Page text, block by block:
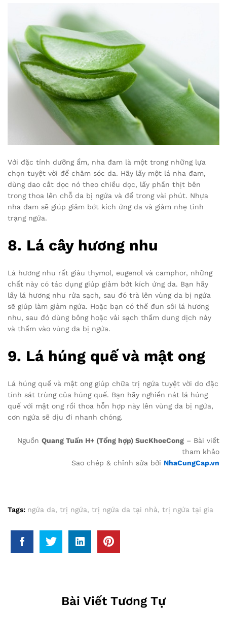
Với đặc tính dưỡng ẩm, nha đam là một trong những lựa
chọn tuyệt vời để chăm sóc da. Hãy lấy một lá nha đam,
dùng dao cắt dọc nó theo chiều dọc, lấy phần thịt bên
trong thoa lên chỗ da bị ngứa và để trong vài phút. Nhựa
nha đam sẽ giúp giảm bớt kích ứng da và giảm nhẹ tình
trạng ngứa.
8. Lá cây hương nhu
Lá hương nhu rất giàu thymol, eugenol và camphor, những
chất này có tác dụng giúp giảm bớt kích ứng da. Bạn hãy
lấy lá hương nhu rửa sạch, sau đó trà lên vùng da bị ngứa
sẽ giúp làm giảm ngứa. Hoặc bạn có thể đun sôi lá hương
nhu, sau đó dùng bông hoặc vải sạch thấm dung dịch này
và thấm vào vùng da bị ngứa.
9. Lá húng quế và mật ong
Lá húng quế và mật ong giúp chữa trị ngứa tuyệt vời do đặc
tính sát trùng của húng quế. Bạn hãy nghiền nát lá húng
quế với mật ong rồi thoa hỗn hợp này lên vùng da bị ngứa,
cơn ngứa sẽ dịu đi nhanh chóng.
Nguồn Quang Tuấn H+ (Tổng hợp) SucKhoeCong – Bài viết
tham khảo
Sao chép & chỉnh sửa bởi NhaCungCap.vn
Tags: ngứa da, trị ngứa, trị ngứa da tại nhà, trị ngứa tại gia
Bài Viết Tương Tự